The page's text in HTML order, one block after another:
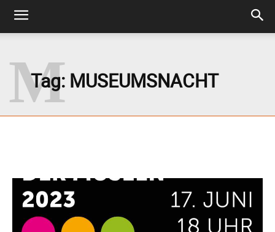
Tag: MUSEUMSNACHT
M